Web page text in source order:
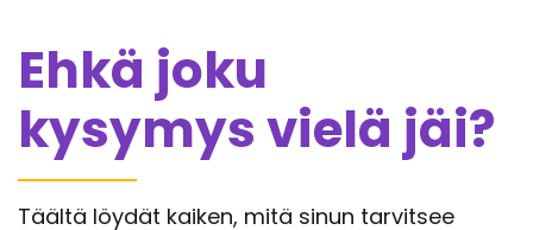
Ehkä joku
kysymys vielä jäi?
Täältä löydät kaiken, mitä sinun tarvitsee